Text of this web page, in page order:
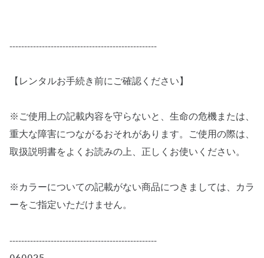
--------------------------------------------------
【レンタルお手続き前にご確認ください】
※ご使用上の記載内容を守らないと、生命の危機または、
重大な障害につながるおそれがあります。ご使用の際は、
取扱説明書をよくお読みの上、正しくお使いください。
※カラーについての記載がない商品につきましては、カラ
ーをご指定いただけません。
--------------------------------------------------